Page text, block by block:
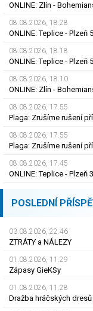
08.08.2026, 18.28
08.08.2026, 18.18
08.08.2026, 18.10
08.08.2026, 17.55
08.08.2026, 17.55
08.08.2026, 17.45
POSLEDNÍ
03.08.2026, 22.46
ZTRÁTY a NÁLEZY
01.08.2026, 11.29
Zápasy GieKSy
01.08.2026, 11.28
Dražba hráčských dresů